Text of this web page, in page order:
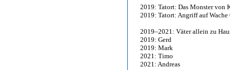
2019: Tatort: Das Monster von
2019: Tatort: Angriff auf Wache
2019–2021: Väter allein zu
2019: Gerd
2019: Mark
2021: Timo
2021: Andreas